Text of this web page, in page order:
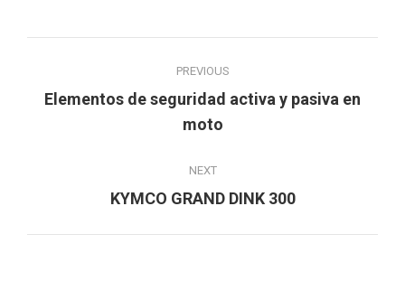
navigation
PREVIOUS
Previous
post:
Elementos de seguridad activa y pasiva en
moto
NEXT
Next
KYMCO GRAND DINK 300